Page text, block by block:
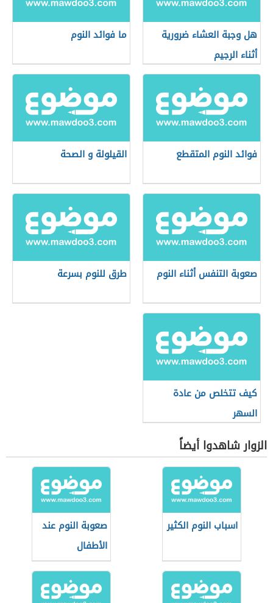
هل وجبة العشاء ضرورية
أثناء الرجيم
ما فوائد النوم
فوائد النوم المتقطع القيلولة و الصحة
صعوبة التنفس أثناء النوم طرق للنوم بسرعة
كيف تتخلص من عادة
السهر
الزوار شاهدوا أيضاً
اسباب النوم الكثير
صعوبة النوم عند
الأطفال